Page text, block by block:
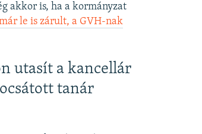
akkor is, ha a kormányzat
le is zárult, a GVH-nak
utasít a kancellár
tanár